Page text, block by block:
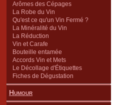
Arômes des Cépages
La Robe du Vin
Qu'est ce qu'un Vin Fermé ?
La Minéralité du Vin
La Réduction
Vin et Carafe
Bouteille entamée
Accords Vin et Mets
Le Décollage d'Étiquettes
Fiches de Dégustation
Humour